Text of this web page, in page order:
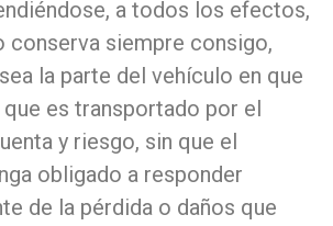
a todos los efectos,
conserva siempre consigo,
la parte del vehículo en que
es transportado por el
y riesgo, sin que el
obligado a responder
de la pérdida o daños que